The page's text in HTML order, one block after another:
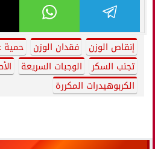
إنقاص الوزن فقدان الوزن
حمية
تجنب السكر
الوجبات السريعة
الكربوهيدرات المكررة